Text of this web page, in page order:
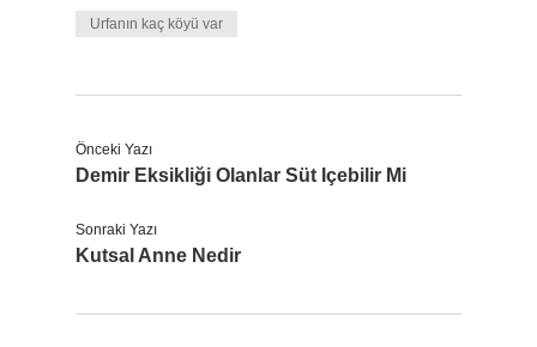
Urfanın kaç köyü var
Önceki Yazı
Demir Eksikliği Olanlar Süt Içebilir Mi
Sonraki Yazı
Kutsal Anne Nedir